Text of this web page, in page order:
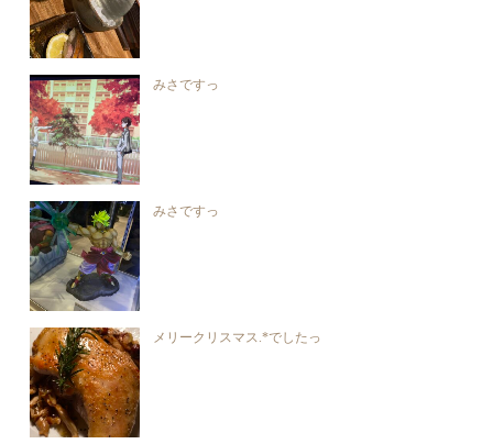
みさですっ
みさですっ
メリークリスマス.*でしたっ